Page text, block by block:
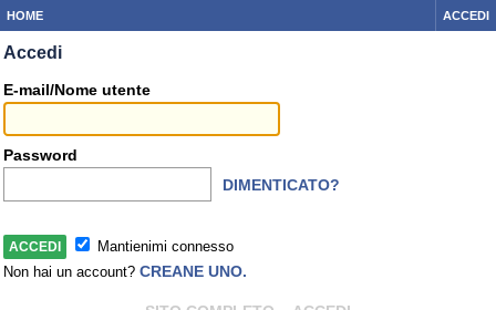
HOME ACCEDI
Accedi
E-mail/Nome utente
Password
DIMENTICATO?
Mantienimi connesso
Non hai un account? CREANE UNO.